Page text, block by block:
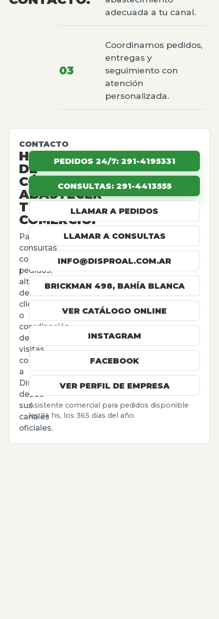
adecuada a tu canal.
03
Coordinamos pedidos,
entregas y
seguimiento con
atención
personalizada.
CONTACTO
HABLEMOS
DE
CÓMO
ABASTECER
TU
COMERCIO.
Para
consultas
comerciales,
pedidos,
altas
de
cliente
o
coordinación
de
visitas,
contactá
a
Disproal
desde
sus
canales
oficiales.
PEDIDOS 24/7: 291-4195331
CONSULTAS: 291-4413555
LLAMAR A PEDIDOS
LLAMAR A CONSULTAS
INFO@DISPROAL.COM.AR
BRICKMAN 498, BAHÍA BLANCA
VER CATÁLOGO ONLINE
INSTAGRAM
FACEBOOK
VER PERFIL DE EMPRESA
Asistente comercial para pedidos disponible
las 24 hs, los 365 días del año.